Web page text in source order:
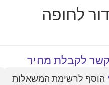
לחופה
לקבלת מחיר
הוסף לרשימת המשאלות